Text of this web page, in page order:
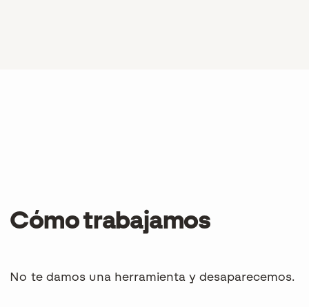
Cómo trabajamos
No te damos una herramienta y desaparecemos.